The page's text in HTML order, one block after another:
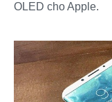
OLED cho Apple.